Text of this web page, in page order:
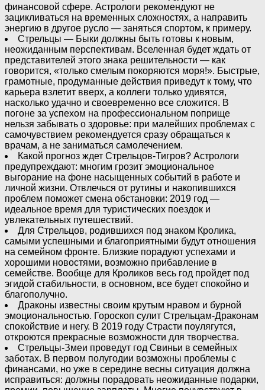
финансовой сфере. Астрологи рекомендуют не
зацикливаться на временных сложностях, а направить
энергию в другое русло — заняться спортом, к примеру.
Стрельцы — Быки должны быть готовы к новым,
неожиданным перспективам. Вселенная будет ждать от
представителей этого знака решительности — как
говорится, «только смелым покоряются моря!». Быстрые,
грамотные, продуманные действия приведут к тому, что
карьера взлетит вверх, а коллеги только удивятся,
насколько удачно и своевременно все сложится. В
погоне за успехом на профессиональном поприще
нельзя забывать о здоровье: при малейших проблемах с
самочувствием рекомендуется сразу обращаться к
врачам, а не заниматься самолечением.
Какой прогноз ждет Стрельцов-Тигров? Астрологи
предупреждают: многим грозит эмоциональное
выгорание на фоне насыщенных событий в работе и
личной жизни. Отвлечься от рутины и накопившихся
проблем поможет смена обстановки: 2019 год —
идеальное время для туристических поездок и
увлекательных путешествий.
Для Стрельцов, родившихся под знаком Кролика,
самыми успешными и благоприятными будут отношения
на семейном фронте. Близкие порадуют успехами и
хорошими новостями, возможно прибавление в
семействе. Вообще для Кроликов весь год пройдет под
эгидой стабильности, в основном, все будет спокойно и
благополучно.
Драконы известны своим крутым нравом и бурной
эмоциональностью. Гороскоп сулит Стрельцам-Драконам
спокойствие и негу. В 2019 году Страсти поулягутся,
откроются прекрасные возможности для творчества.
Стрельцы-Змеи проведут год Свиньи в семейных
заботах. В первом полугодии возможны проблемы с
финансами, но уже в середине весны ситуация должна
исправиться: должны порадовать неожиданные подарки,